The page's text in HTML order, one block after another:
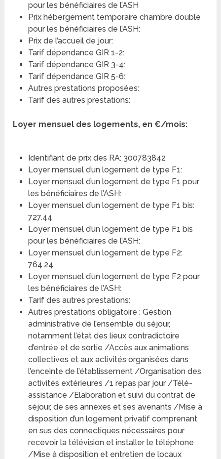
pour les bénéficiaires de l’ASH
Prix hébergement temporaire chambre double
pour les bénéficiaires de l’ASH:
Prix de l’accueil de jour:
Tarif dépendance GIR 1-2:
Tarif dépendance GIR 3-4:
Tarif dépendance GIR 5-6:
Autres prestations proposées:
Tarif des autres prestations:
Loyer mensuel des logements, en €/mois:
Identifiant de prix des RA: 300783842
Loyer mensuel d’un logement de type F1:
Loyer mensuel d’un logement de type F1 pour
les bénéficiaires de l’ASH:
Loyer mensuel d’un logement de type F1 bis:
727.44
Loyer mensuel d’un logement de type F1 bis
pour les bénéficiaires de l’ASH:
Loyer mensuel d’un logement de type F2:
764.24
Loyer mensuel d’un logement de type F2 pour
les bénéficiaires de l’ASH:
Tarif des autres prestations:
Autres prestations obligatoire : Gestion
administrative de l’ensemble du séjour,
notamment l’état des lieux contradictoire
d’entrée et de sortie /Accès aux animations
collectives et aux activités organisées dans
l’enceinte de l’établissement /Organisation des
activités extérieures /1 repas par jour /Télé-
assistance /Elaboration et suivi du contrat de
séjour, de ses annexes et ses avenants /Mise à
disposition d’un logement privatif comprenant
en sus des connectiques nécessaires pour
recevoir la télévision et installer le téléphone
/Mise à disposition et entretien de locaux